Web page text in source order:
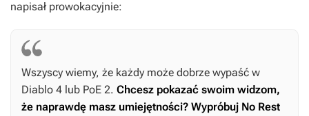
napisał prowokacyjnie:
Wszyscy wiemy, że każdy może dobrze wypaść w
Diablo 4 lub PoE 2. Chcesz pokazać swoim widzom,
że naprawdę masz umiejętności? Wypróbuj No Rest